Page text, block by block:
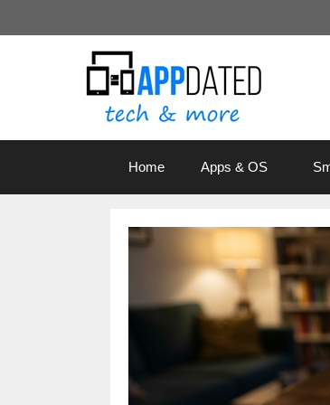
Inhalt
Home Apps & OS